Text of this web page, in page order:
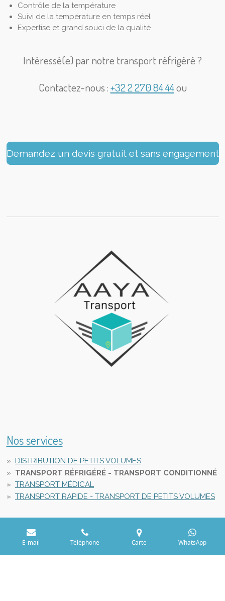
Contrôle de la température
Suivi de la température en temps réel
Expertise et grand souci de la qualité
Intéressé(e) par notre transport réfrigéré ?
Contactez-nous :+32 2 270 84 44ou
Demandez un devis gratuit et sans engagement
Nos services
DISTRIBUTION DE PETITS VOLUMES
TRANSPORT RÉFRIGÉRÉ - TRANSPORT CONDITIONNÉ
TRANSPORT MÉDICAL
TRANSPORT RAPIDE - TRANSPORT DE PETITS VOLUMES
E-mail Téléphone Carte WhatsApp